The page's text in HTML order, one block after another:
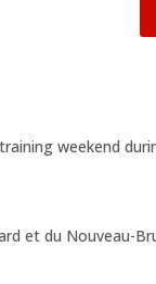
weekend
et du Nouveau-